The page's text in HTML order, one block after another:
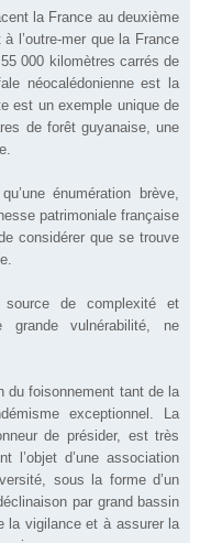
la France au deuxième
l’outre-mer que la France
000 kilomètres carrés de
néocalédonienne est la
est un exemple unique de
de forêt guyanaise, une
énumération brève,
patrimoniale française
considérer que se trouve
de complexité et
grande vulnérabilité, ne
du foisonnement tant de la
exceptionnel. La
de présider, est très
l’objet d’une association
sous la forme d’un
par grand bassin
la vigilance et à assurer la